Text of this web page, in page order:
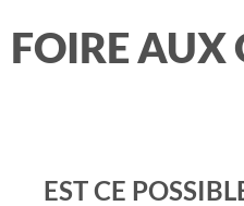
FOIRE AUX
EST CE